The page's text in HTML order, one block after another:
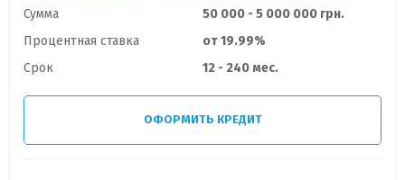
Сумма
50 000 - 5 000 000 грн.
Процентная ставка
от 19.99%
Срок
12 - 240 мес.
ОФОРМИТЬ КРЕДИТ